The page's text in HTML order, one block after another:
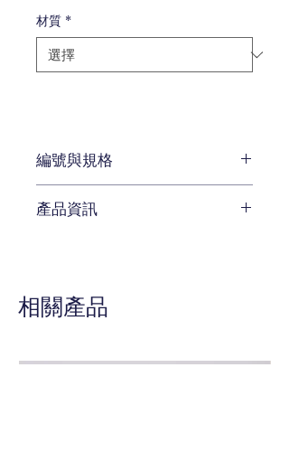
材質 *
編號與規格
編號 CEN-22-806EE
產品資訊
相關產品